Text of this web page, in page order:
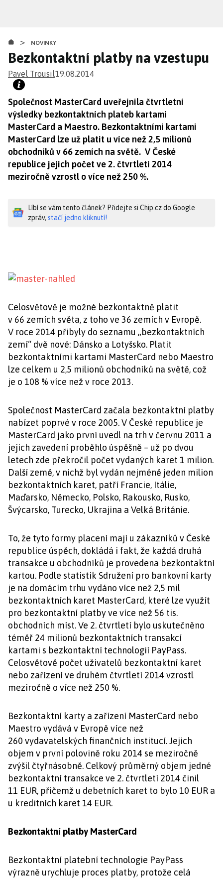
obsahu
> NOVINKY
Bezkontaktní platby na vzestupu
Pavel Trousil19.08.2014
Společnost MasterCard uveřejnila čtvrtletní
výsledky bezkontaktních plateb kartami
MasterCard a Maestro. Bezkontaktními kartami
MasterCard lze už platit u více než 2,5 milionů
obchodníků v 66 zemích na světě. V České
republice jejich počet ve 2. čtvrtletí 2014
meziročně vzrostl o více než 250 %.
Líbí se vám tento článek? Přidejte si Chip.cz do Google
zpráv, stačí jedno kliknutí!
Celosvětově je možné bezkontaktně platit
v 66 zemích světa, z toho ve 36 zemích v Evropě.
V roce 2014 přibyly do seznamu „bezkontaktních
zemí“ dvě nové: Dánsko a Lotyšsko. Platit
bezkontaktními kartami MasterCard nebo Maestro
lze celkem u 2,5 milionů obchodníků na světě, což
je o 108 % více než v roce 2013.
Společnost MasterCard začala bezkontaktní platby
nabízet poprvé v roce 2005. V České republice je
MasterCard jako první uvedl na trh v červnu 2011 a
jejich zavedení proběhlo úspěšně – už po dvou
letech zde překročil počet vydaných karet 1 milion.
Další země, v nichž byl vydán nejméně jeden milion
bezkontaktních karet, patří Francie, Itálie,
Maďarsko, Německo, Polsko, Rakousko, Rusko,
Švýcarsko, Turecko, Ukrajina a Velká Británie.
To, že tyto formy placení mají u zákazníků v České
republice úspěch, dokládá i fakt, že každá druhá
transakce u obchodníků je provedena bezkontaktní
kartou. Podle statistik Sdružení pro bankovní karty
je na domácím trhu vydáno více než 2,5 mil
bezkontaktních karet MasterCard, které lze využít
pro bezkontaktní platby ve více než 56 tis.
obchodních míst. Ve 2. čtvrtletí bylo uskutečněno
téměř 24 milionů bezkontaktních transakcí
kartami s bezkontaktní technologií PayPass.
Celosvětově počet uživatelů bezkontaktní karet
nebo zařízení ve druhém čtvrtletí 2014 vzrostl
meziročně o více než 250 %.
Bezkontaktní karty a zařízení MasterCard nebo
Maestro vydává v Evropě více než
260 vydavatelských finančních institucí. Jejich
objem v první polovině roku 2014 se meziročně
zvýšil čtyřnásobně. Celkový průměrný objem jedné
bezkontaktní transakce ve 2. čtvrtletí 2014 činil
11 EUR, přičemž u debetních karet to bylo 10 EUR a
u kreditních karet 14 EUR.
Bezkontaktní platby MasterCard
Bezkontaktní platební technologie PayPass
výrazně urychluje proces platby, protože celá